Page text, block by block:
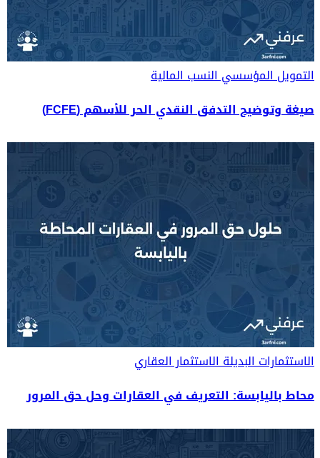
التمويل المؤسسيالنسب المالية
صيغة وتوضيح التدفق النقدي الحر للأسهم (FCFE)
الاستثمارات البديلةالاستثمار العقاري
محاط باليابسة: التعريف في العقارات وحل حق المرور